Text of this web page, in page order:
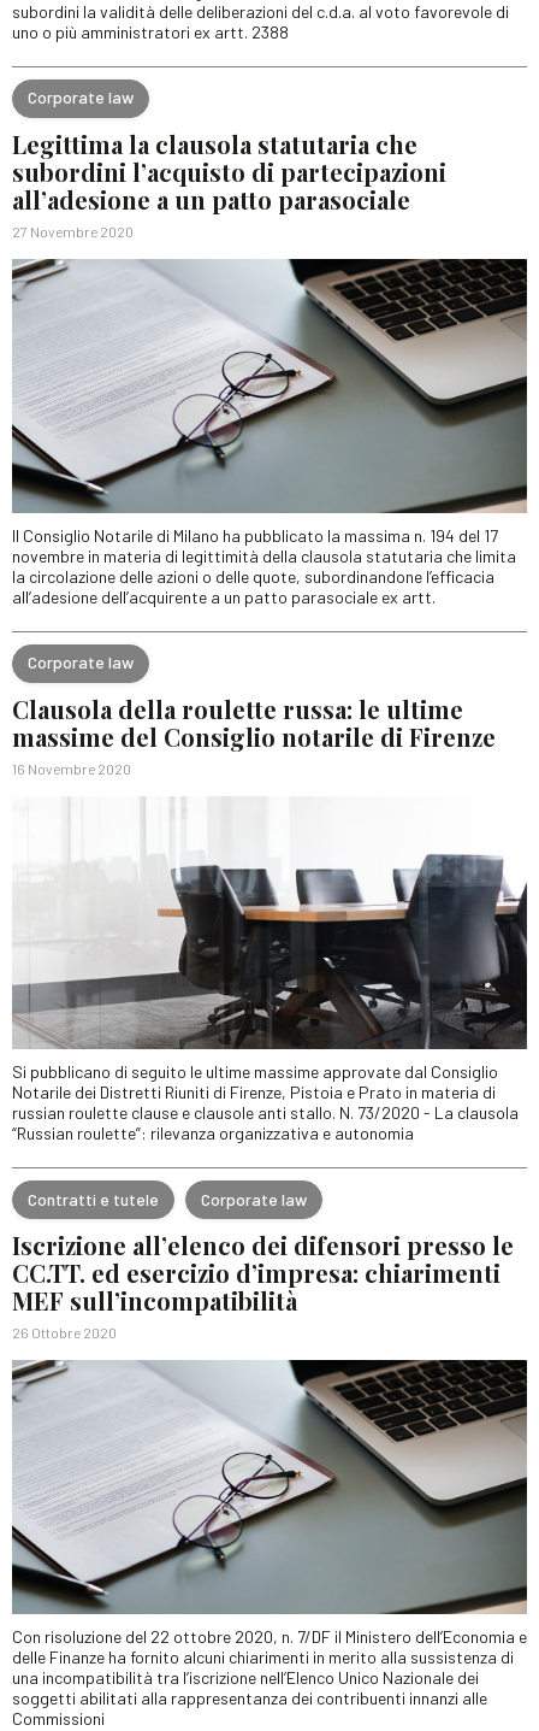
subordini la validità delle deliberazioni del c.d.a. al voto favorevole di
uno o più amministratori ex artt. 2388
Corporate law
Legittima la clausola statutaria che
subordini l’acquisto di partecipazioni
all’adesione a un patto parasociale
27 Novembre 2020
Il Consiglio Notarile di Milano ha pubblicato la massima n. 194 del 17
novembre in materia di legittimità della clausola statutaria che limita
la circolazione delle azioni o delle quote, subordinandone l’efficacia
all’adesione dell’acquirente a un patto parasociale ex artt.
Corporate law
Clausola della roulette russa: le ultime
massime del Consiglio notarile di Firenze
16 Novembre 2020
Si pubblicano di seguito le ultime massime approvate dal Consiglio
Notarile dei Distretti Riuniti di Firenze, Pistoia e Prato in materia di
russian roulette clause e clausole anti stallo. N. 73/2020 - La clausola
“Russian roulette”: rilevanza organizzativa e autonomia
Contratti e tutele Corporate law
Iscrizione all’elenco dei difensori presso le
CC.TT. ed esercizio d’impresa: chiarimenti
MEF sull’incompatibilità
26 Ottobre 2020
Con risoluzione del 22 ottobre 2020, n. 7/DF il Ministero dell’Economia e
delle Finanze ha fornito alcuni chiarimenti in merito alla sussistenza di
una incompatibilità tra l’iscrizione nell’Elenco Unico Nazionale dei
soggetti abilitati alla rappresentanza dei contribuenti innanzi alle
Commissioni